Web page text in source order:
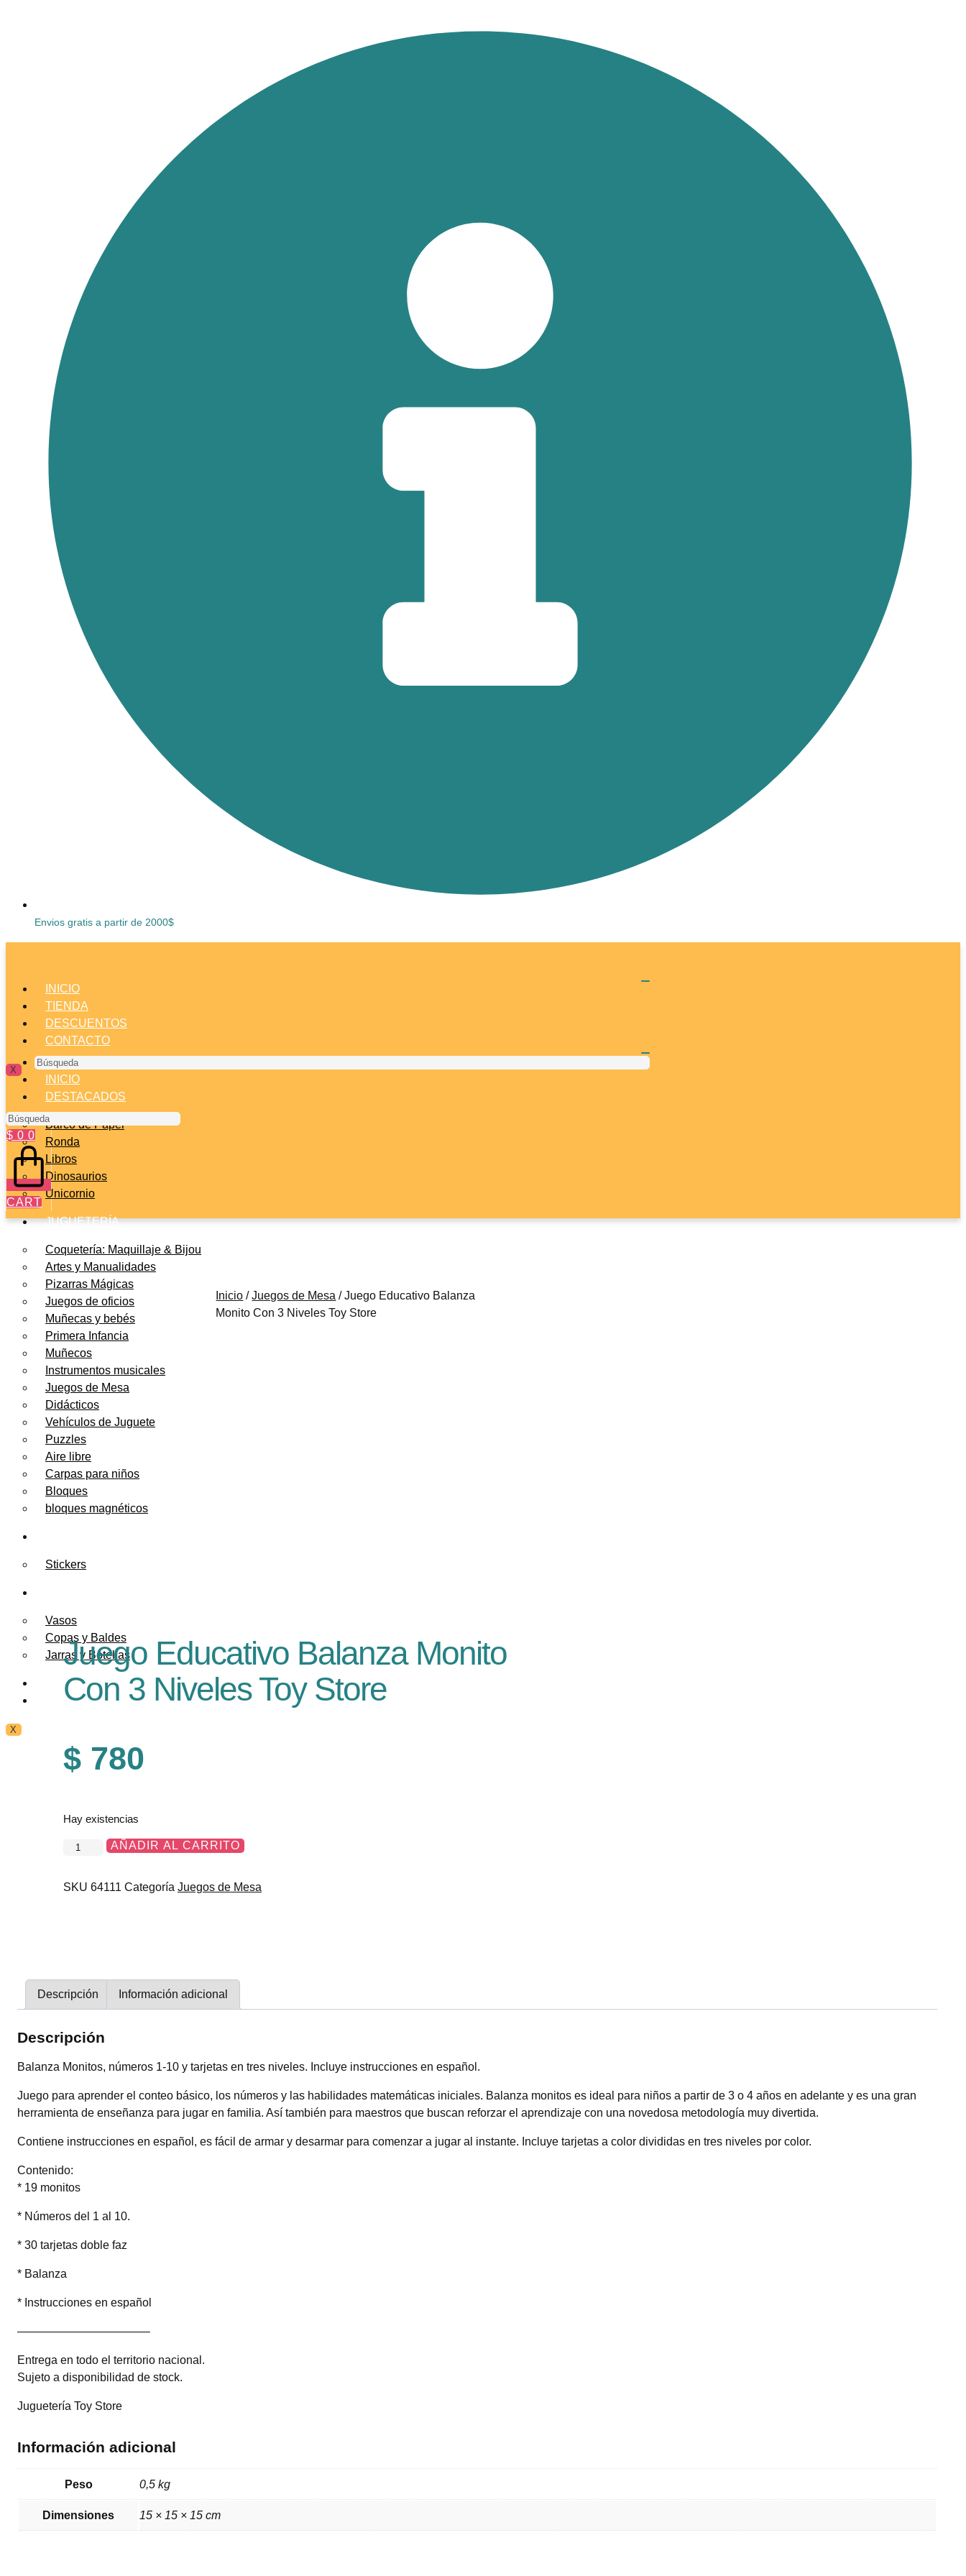
Envios gratis a partir de 2000$
INICIO
TIENDA
DESCUENTOS
CONTACTO
X
Búsqueda
INICIO
DESTACADOS
Barco de Papel
Ronda
Libros
Dinosaurios
Unicornio
JUGUETERÍA
Coquetería: Maquillaje & Bijou
Artes y Manualidades
Pizarras Mágicas
Juegos de oficios
Muñecas y bebés
Primera Infancia
Muñecos
Instrumentos musicales
Juegos de Mesa
Didácticos
Vehículos de Juguete
Puzzles
Aire libre
Carpas para niños
Bloques
bloques magnéticos
Stickers
Vasos
Copas y Baldes
Jarras y Botellas
DESCUENTOS
CONTACTO
X
Búsqueda
$ 0 0
CART
Inicio /Juegos de Mesa / Juego Educativo Balanza
Monito Con 3 Niveles Toy Store
Juego Educativo Balanza Monito
Con 3 Niveles Toy Store
$ 780
Hay existencias
Juego
Balanza
Store
cantidad
AÑADIR AL CARRITO
SKU 64111 Categoría Juegos de Mesa
Descripción Información adicional
Descripción
Balanza Monitos, números 1-10 y tarjetas en tres niveles. Incluye instrucciones en español.
Juego para aprender el conteo básico, los números y las habilidades matemáticas iniciales. Balanza monitos es ideal para niños a partir de 3 o 4 años en adelante y es una gran
herramienta de enseñanza para jugar en familia. Así también para maestros que buscan reforzar el aprendizaje con una novedosa metodología muy divertida.
Contiene instrucciones en español, es fácil de armar y desarmar para comenzar a jugar al instante. Incluye tarjetas a color divididas en tres niveles por color.
Contenido:
* 19 monitos
* Números del 1 al 10.
* 30 tarjetas doble faz
* Balanza
* Instrucciones en español
———————————–
Entrega en todo el territorio nacional.
Sujeto a disponibilidad de stock.
Juguetería Toy Store
Información adicional
Peso 0,5 kg
Dimensiones 15 × 15 × 15 cm